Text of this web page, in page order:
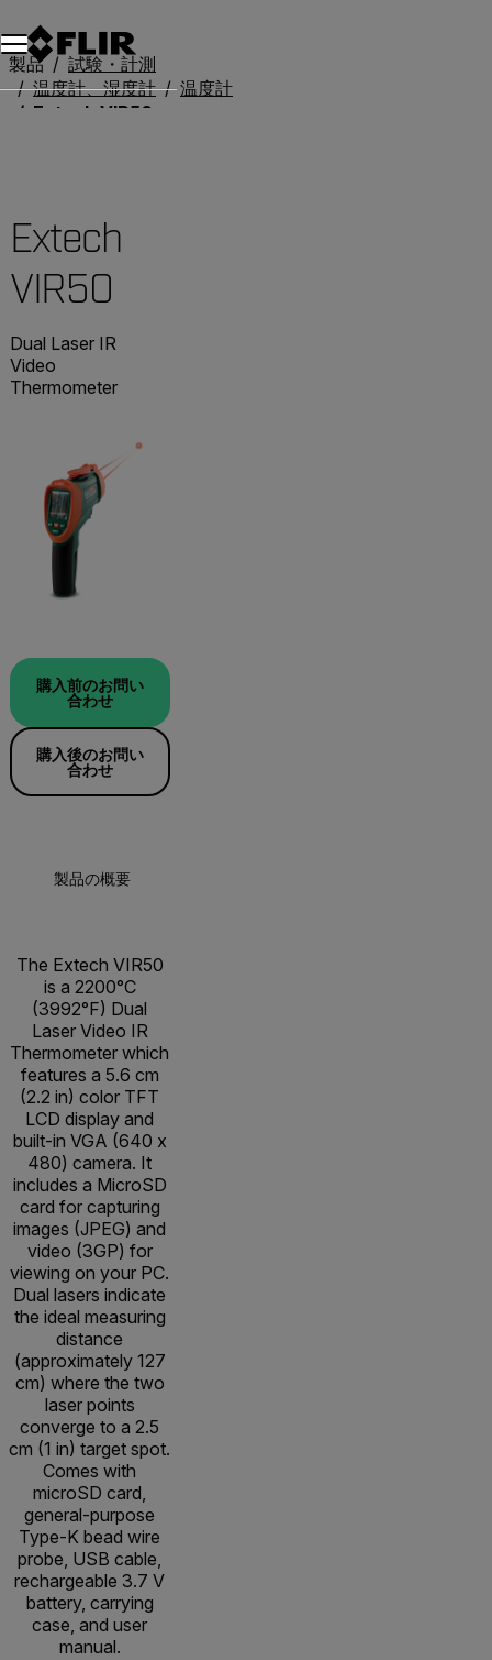
製品
試験・計測
温度計、湿度計
温度計
Extech VIR50
Extech
VIR50
Dual Laser IR
Video
Thermometer
購入前のお問い
合わせ
購入後のお問い
合わせ
製品の概要
The Extech VIR50
is a 2200°C
(3992°F) Dual
Laser Video IR
Thermometer which
features a 5.6 cm
(2.2 in) color TFT
LCD display and
built-in VGA (640 x
480) camera. It
includes a MicroSD
card for capturing
images (JPEG) and
video (3GP) for
viewing on your PC.
Dual lasers indicate
the ideal measuring
distance
(approximately 127
cm) where the two
laser points
converge to a 2.5
cm (1 in) target spot.
Comes with
microSD card,
general-purpose
Type-K bead wire
probe, USB cable,
rechargeable 3.7 V
battery, carrying
case, and user
manual.